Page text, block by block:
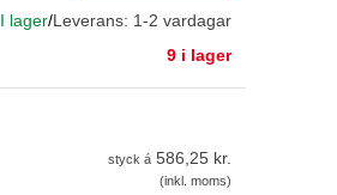
I lager/Leverans: 1-2 vardagar
9 i lager
styck á 586,25 kr.
(inkl. moms)